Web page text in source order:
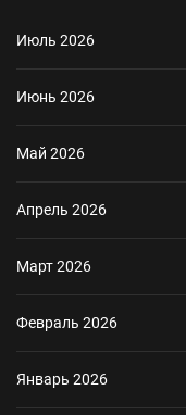
Июль 2026
Июнь 2026
Май 2026
Апрель 2026
Март 2026
Февраль 2026
Январь 2026